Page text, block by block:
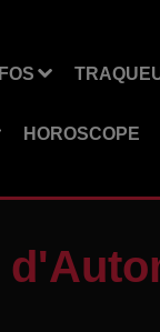
HOROSCOPE